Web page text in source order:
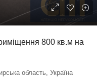
800 кв.м на
область, Україна